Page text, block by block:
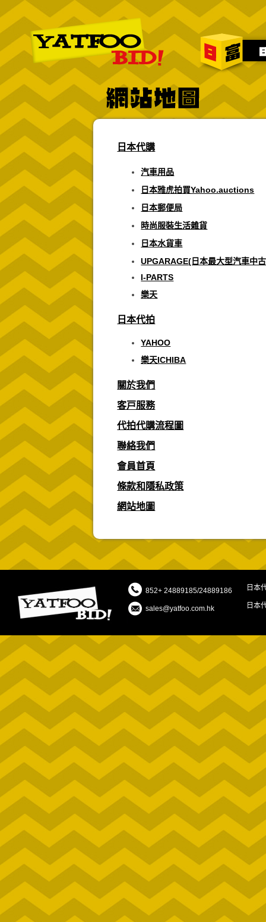
日本代購
汽車用品
日本雅虎拍買Yahoo.auctions
日本郵便局
時尚服裝生活雜貨
日本水貨車
UPGARAGE(日本最大型汽車中
I-PARTS
樂天
日本代拍
YAHOO
樂天ICHIBA
關於我們
客戸服務
代拍代購流程圖
聯絡我們
會員首頁
條款和隱私政策
網站地圖
852+ 24889185/24889186
sales@yatfoo.com.hk
日本
日本